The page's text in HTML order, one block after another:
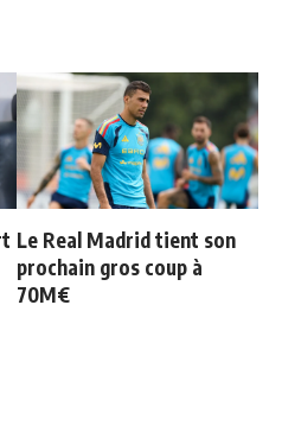
Le Real Madrid tient son
prochain gros coup à
70M€